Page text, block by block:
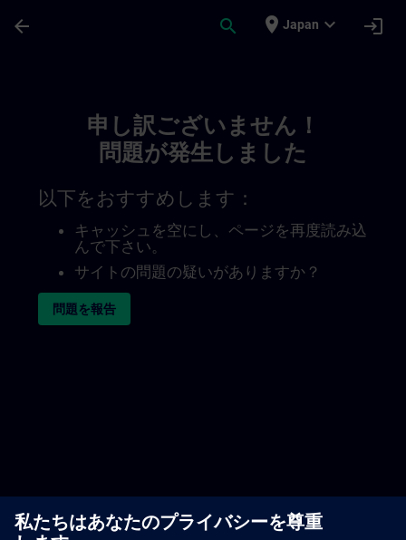
arrow_back search place Japan expand_more login
申し訳ございません！
問題が発生しました
以下をおすすめします：
キャッシュを空にし、ページを再度読み込
んで下さい。
サイトの問題の疑いがありますか？
問題を報告